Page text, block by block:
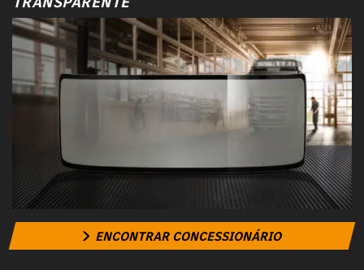
ENCONTRAR CONCESSIONÁRIO